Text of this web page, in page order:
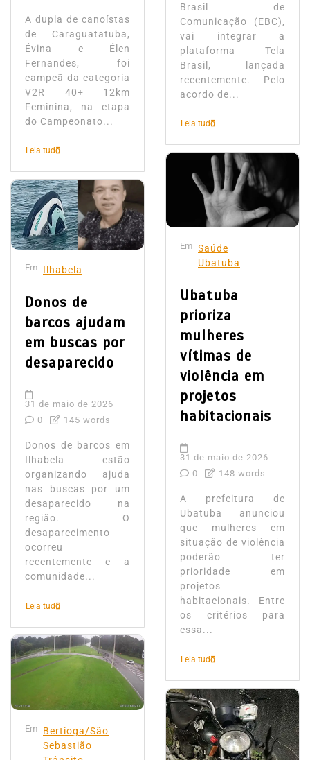
A dupla de canoístas
de Caraguatatuba,
Évina e Élen
Fernandes, foi
campeã da categoria
V2R 40+ 12km
Feminina, na etapa
do Campeonato...
Leia tudo
Em Ilhabela
Donos de
barcos ajudam
em buscas por
desaparecido
31 de maio de 2026
0
145 words
Donos de barcos em
Ilhabela estão
organizando ajuda
nas buscas por um
desaparecido na
região. O
desaparecimento
ocorreu
recentemente e a
comunidade...
Leia tudo
Em Bertioga/São
Sebastião
Brasil de
Comunicação (EBC),
vai integrar a
plataforma Tela
Brasil, lançada
recentemente. Pelo
acordo de...
Leia tudo
Em Saúde
Ubatuba
Ubatuba
prioriza
mulheres
vítimas de
violência em
projetos
habitacionais
31 de maio de 2026
0
148 words
A prefeitura de
Ubatuba anunciou
que mulheres em
situação de violência
poderão ter
prioridade em
projetos
habitacionais. Entre
os critérios para
essa...
Leia tudo